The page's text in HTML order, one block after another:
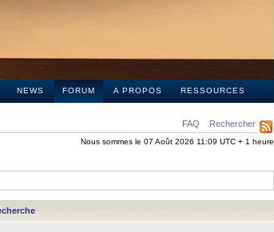
NEWS FORUM A PROPOS RESSOURCES
FAQ Rechercher
Nous sommes le 07 Août 2026 11:09 UTC + 1 heure